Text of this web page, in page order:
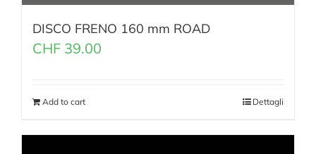
DISCO FRENO 160 mm ROAD
CHF 39.00
Add to cart Dettagli